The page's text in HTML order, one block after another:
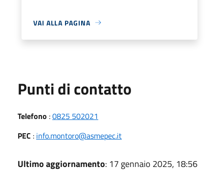
VAI ALLA PAGINA
Punti di contatto
Telefono :0825 502021
PEC : info.montoro@asmepec.it
Ultimo aggiornamento: 17 gennaio 2025, 18:56